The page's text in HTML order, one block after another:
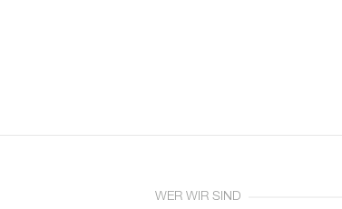
WER WIR SIND